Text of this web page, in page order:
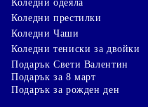
Коледни одеяла
Коледни престилки
Коледни Чаши
Коледни тениски за двойки
Подарък Свети Валентин
Подарък за 8 март
Подарък за рожден ден